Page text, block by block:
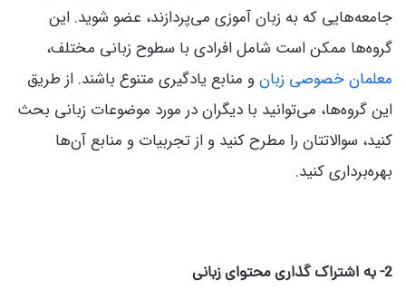
جامعه‌هایی که به زبان آموزی می‌پردازند، عضو شوید. این
گروه‌ها ممکن است شامل افرادی با سطوح زبانی مختلف،
معلمان خصوصی زبانو منابع یادگیری متنوع باشند. از طریق
این گروه‌ها، می‌توانید با دیگران در مورد موضوعات زبانی بحث
کنید، سوالاتتان را مطرح کنید و از تجربیات و منابع آن‌ها
بهره‌برداری کنید.
2- به اشتراک گذاری محتوای زبانی